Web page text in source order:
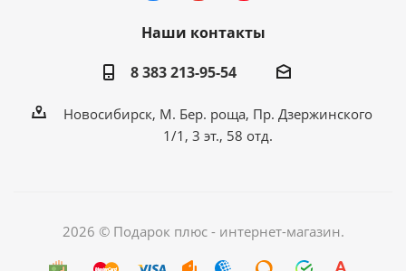
Наши контакты
8 383 213-95-54
Новосибирск, М. Бер. роща, Пр. Дзержинского
1/1, 3 эт., 58 отд.
2026 © Подарок плюс - интернет-магазин.